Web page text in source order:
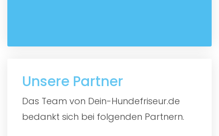
Unsere Partner
Das Team von Dein-Hundefriseur.de
bedankt sich bei folgenden Partnern.